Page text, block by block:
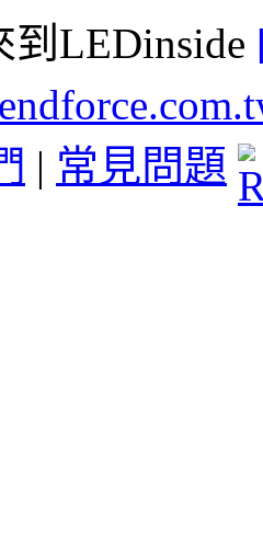
LEDinside
| 常見問題